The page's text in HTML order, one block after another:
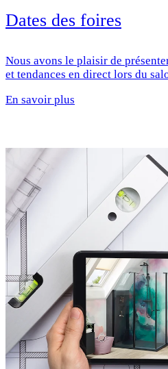
Dates des foires
Nous avons le plaisir de
et tendances en direct lors du
En savoir plus